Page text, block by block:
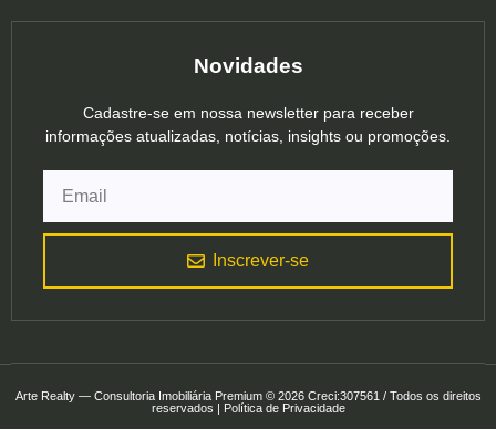
Novidades
Cadastre-se em nossa newsletter para receber
informações atualizadas, notícias, insights ou promoções.
Inscrever-se
Arte Realty — Consultoria Imobiliária Premium © 2026 Creci:307561 / Todos os direitos
reservados | Política de Privacidade